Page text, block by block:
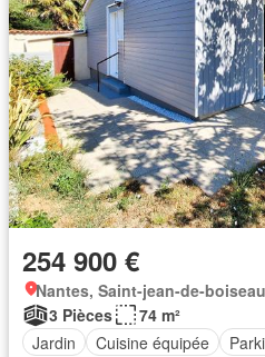
254 900 €
Nantes, Saint-jean-de-boiseau
3 Pièces
74 m²
Jardin
Cuisine équipée